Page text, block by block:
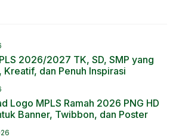
2026/2027 TK, SD, SMP yang
Kreatif, dan Penuh Inspirasi
Logo MPLS Ramah 2026 PNG HD
Banner, Twibbon, dan Poster